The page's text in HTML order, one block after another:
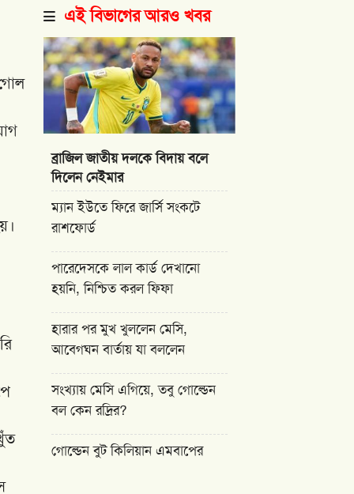
এই বিভাগের আরও খবর
ব্রাজিল জাতীয় দলকে বিদায় বলে
দিলেন নেইমার
ম্যান ইউতে ফিরে জার্সি সংকটে
রাশফোর্ড
পারেদেসকে লাল কার্ড দেখানো
হয়নি, নিশ্চিত করল ফিফা
হারার পর মুখ খুললেন মেসি,
আবেগঘন বার্তায় যা বললেন
সংখ্যায় মেসি এগিয়ে, তবু গোল্ডেন
বল কেন রদ্রির?
গোল্ডেন বুট কিলিয়ান এমবাপের